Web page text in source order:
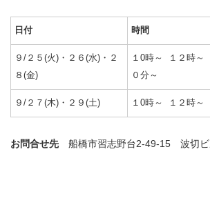
日付 時間
９/２５(火)・２６(水)・２
８(金)
１0時～ １２時
０分～
９/２７(木)・２９(土) １0時～ １２時～
お問合せ先船橋市習志野台2-49-15 波切ビ